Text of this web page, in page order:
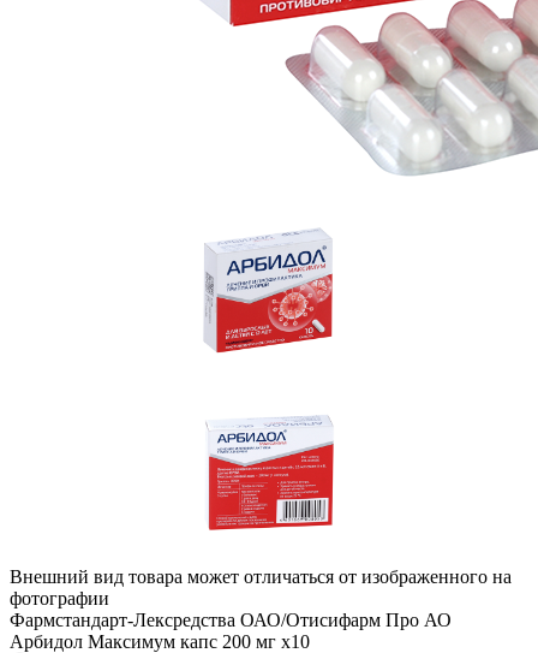
Внешний вид товара может отличаться от изображенного на
фотографии
Фармстандарт-Лексредства ОАО/Отисифарм Про АО
Арбидол Максимум капс 200 мг x10